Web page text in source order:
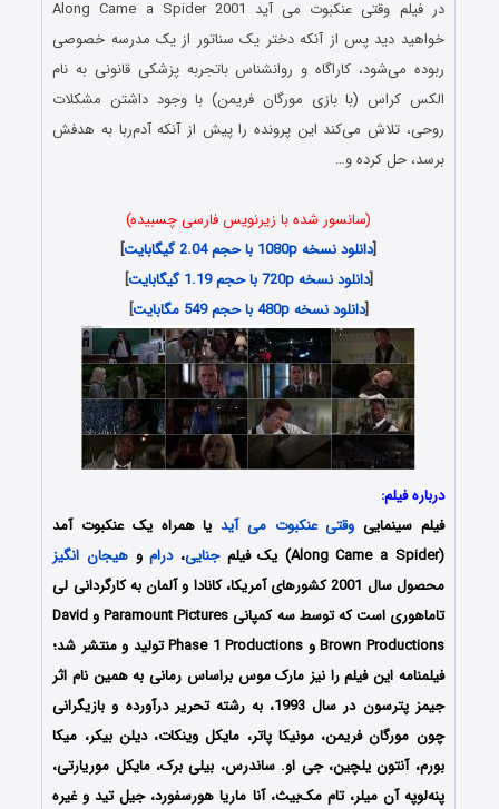
در فیلم وقتی عنکبوت می آید Along Came a Spider 2001
خواهید دید پس از آنکه دختر یک سناتور از یک مدرسه خصوصی
ربوده می‌شود، کاراگاه و روانشناس باتجربه پزشکی قانونی به نام
الکس کراس (با بازی مورگان فریمن) با وجود داشتن مشکلات
روحی، تلاش می‌کند این پرونده را پیش از آنکه آدم‌ربا به هدفش
برسد، حل کرده و…
(سانسور شده با زیرنویس فارسی چسبیده)
[دانلود نسخه 1080p با حجم 2.04 گیگابایت
]
[دانلود نسخه 720p با حجم 1.19 گیگابایت
]
[دانلود نسخه 480p با حجم 549 مگابایت ]
درباره فیلم:
فیلم سینمایی وقتی عنکبوت می آید یا همراه یک عنکبوت آمد
(Along Came a Spider) یک فیلم
جنایی،دراموهیجان انگیز
محصول سال 2001 کشورهای آمریکا، کانادا و آلمان به کارگردانی لی
تاماهوری است که توسط سه کمپانی Paramount Pictures و David
Brown Productions و Phase 1 Productions تولید و منتشر شد؛
فیلمنامه این فیلم را نیز مارک موس براساس رمانی به همین نام اثر
جیمز پترسون در سال 1993، به رشته تحریر درآورده و بازیگرانی
چون مورگان فریمن، مونیکا پاتر، مایکل وینکات، دیلن بیکر، میکا
بورم، آنتون یلچین، جی او. ساندرس، بیلی برک، مایکل موریارتی،
پنه‌لوپه آن میلر، تام مک‌بیث، آنا ماریا هورسفورد، جیل تید و غیره